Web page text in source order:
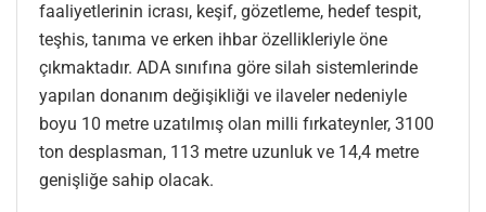
faaliyetlerinin icrası, keşif, gözetleme, hedef tespit,
teşhis, tanıma ve erken ihbar özellikleriyle öne
çıkmaktadır. ADA sınıfına göre silah sistemlerinde
yapılan donanım değişikliği ve ilaveler nedeniyle
boyu 10 metre uzatılmış olan milli fırkateynler, 3100
ton desplasman, 113 metre uzunluk ve 14,4 metre
genişliğe sahip olacak.